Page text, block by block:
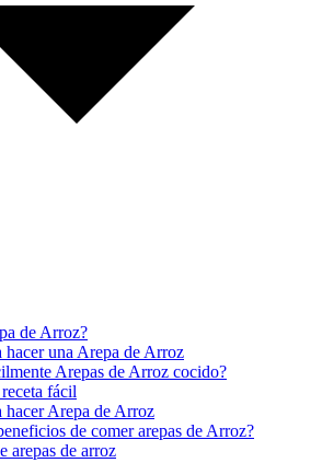
de Arroz?
hacer una Arepa de Arroz
Arepas de Arroz cocido?
fácil
hacer Arepa de Arroz
de comer arepas de Arroz?
arepas de arroz